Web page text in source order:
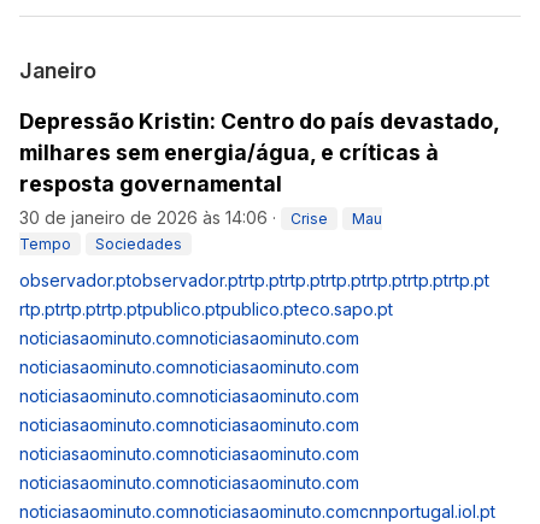
Janeiro
Depressão Kristin: Centro do país devastado,
milhares sem energia/água, e críticas à
resposta governamental
30 de janeiro de 2026 às 14:06 · Crise
Mau
Tempo
Sociedades
observador.ptobservador.ptrtp.ptrtp.ptrtp.ptrtp.ptrtp.ptrtp.pt
rtp.ptrtp.ptrtp.ptpublico.ptpublico.pteco.sapo.pt
noticiasaominuto.comnoticiasaominuto.com
noticiasaominuto.comnoticiasaominuto.com
noticiasaominuto.comnoticiasaominuto.com
noticiasaominuto.comnoticiasaominuto.com
noticiasaominuto.comnoticiasaominuto.com
noticiasaominuto.comnoticiasaominuto.com
noticiasaominuto.comnoticiasaominuto.comcnnportugal.iol.pt